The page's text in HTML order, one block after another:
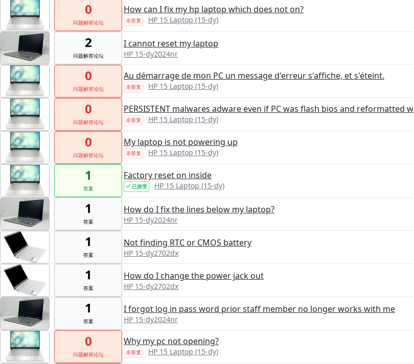
0
问题解答论坛
How can I fix my hp laptop which does not on?
未答复 HP 15 Laptop (15-dy)
2
问题解答论坛
I cannot reset my laptop
HP 15-dy2024nr
0
问题解答论坛
Au démarrage de mon PC un message d'erreur s'affiche, et s'éteint.
未答复 HP 15 Laptop (15-dy)
0
问题解答论坛
PERSISTENT malwares adware even if PC was flash bios and reformatted w
未答复 HP 15 Laptop (15-dy)
0
问题解答论坛
My laptop is not powering up
未答复 HP 15 Laptop (15-dy)
1
答案
Factory reset on inside
已接受 HP 15 Laptop (15-dy)
1
答案
How do I fix the lines below my laptop?
HP 15-dy2024nr
1
答案
Not finding RTC or CMOS battery
HP 15-dy2702dx
1
答案
How do I change the power jack out
HP 15-dy2702dx
1
答案
I forgot log in pass word prior staff member no longer works with me
HP 15-dy2024nr
0
问题解答论坛
Why my pc not opening?
未答复 HP 15 Laptop (15-dy)